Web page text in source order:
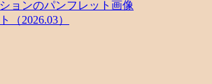
ョンのパンフレット画像
（2026.03）